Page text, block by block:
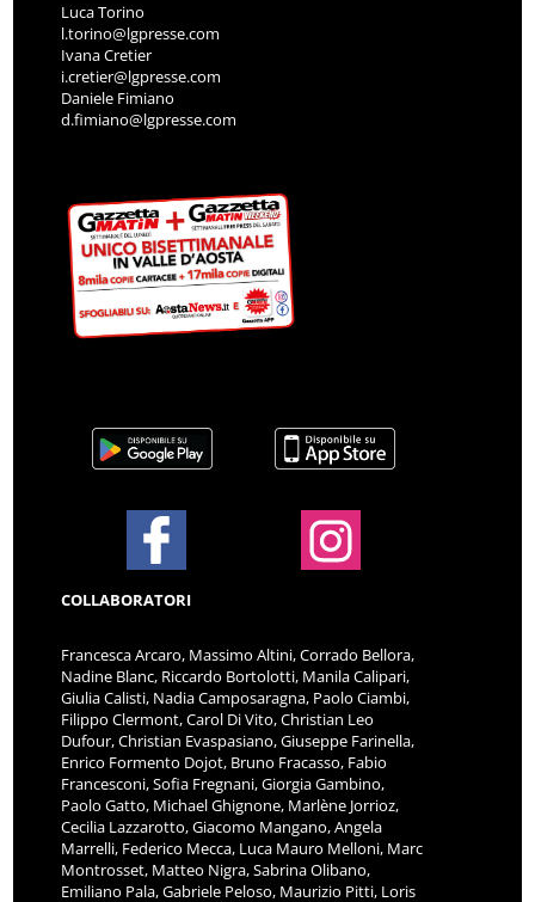
Luca Torino
l.torino@lgpresse.com
Ivana Cretier
i.cretier@lgpresse.com
Daniele Fimiano
d.fimiano@lgpresse.com
COLLABORATORI
Francesca Arcaro, Massimo Altini, Corrado Bellora,
Nadine Blanc, Riccardo Bortolotti, Manila Calipari,
Giulia Calisti, Nadia Camposaragna, Paolo Ciambi,
Filippo Clermont, Carol Di Vito, Christian Leo
Dufour, Christian Evaspasiano, Giuseppe Farinella,
Enrico Formento Dojot, Bruno Fracasso, Fabio
Francesconi, Sofia Fregnani, Giorgia Gambino,
Paolo Gatto, Michael Ghignone, Marlène Jorrioz,
Cecilia Lazzarotto, Giacomo Mangano, Angela
Marrelli, Federico Mecca, Luca Mauro Melloni, Marc
Montrosset, Matteo Nigra, Sabrina Olibano,
Emiliano Pala, Gabriele Peloso, Maurizio Pitti, Loris